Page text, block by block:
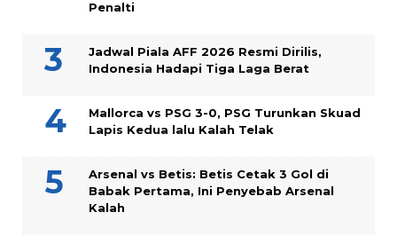
Penalti
Jadwal Piala AFF 2026 Resmi Dirilis,
Indonesia Hadapi Tiga Laga Berat
Mallorca vs PSG 3-0, PSG Turunkan Skuad
Lapis Kedua lalu Kalah Telak
Arsenal vs Betis: Betis Cetak 3 Gol di
Babak Pertama, Ini Penyebab Arsenal
Kalah